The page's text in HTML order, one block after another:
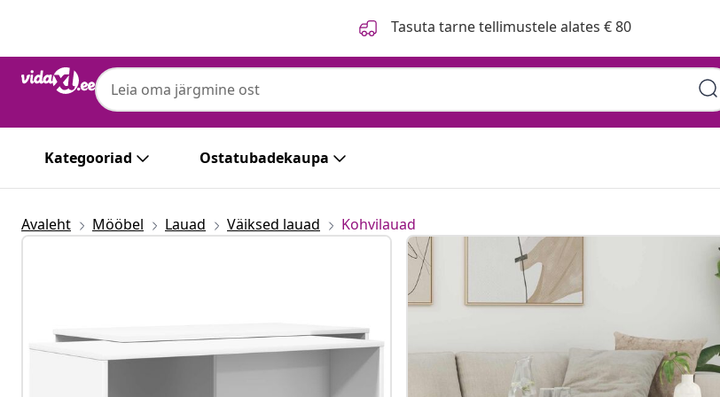
Tasuta tarne tellimustele alates € 80
Kategooriad Ostatubadekaupa
Avaleht Mööbel Lauad Väiksed lauad Kohvilauad